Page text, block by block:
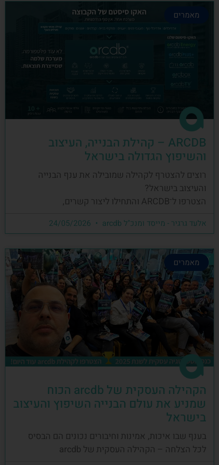
מאמרים
ARCDB – קהילת הבנייה, העיצוב
והשיפוץ הגדולה בישראל
רוצים להצטרף לקהילה שמובילה את ענף הבנייה
והעיצוב בישראל?
הצטרפו ל־ARCDB והתחילו ליצור קשרים,
אלעד גרגיר - מייסד ומנכ"ל arcdb
מאמרים
הקהילה העסקית של arcdb הכוח
שמניע את עולם הבנייה השיפוץ והעיצוב
בישראל
בענף שבו איכות, אמינות וחיבורים נכונים הם הבסיס
לכל הצלחה – הקהילה העסקית של arcdb